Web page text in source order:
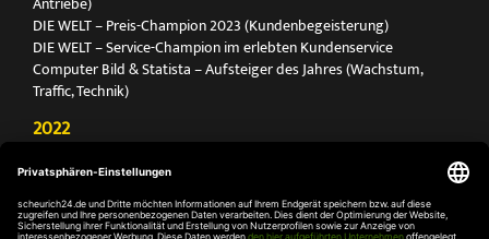
DIE WELT – Preis-Champion 2023 (Kundenbegeisterung)
DIE WELT – Service-Champion im erlebten Kundenservice
Computer Bild & Statista – Aufsteiger des Jahres (Wachstum,
Traffic, Technik)
2022
Antriebe
Deutschland Test – Bester Onlineshop 2022
FOCUS Money – Branchensieger „Rund ums Haus“